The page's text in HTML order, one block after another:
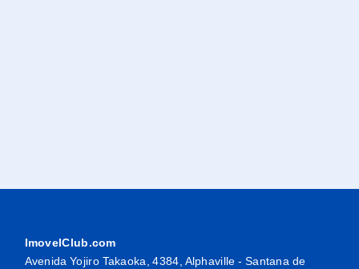
ImovelClub.com
Avenida Yojiro Takaoka, 4384, Alphaville - Santana de